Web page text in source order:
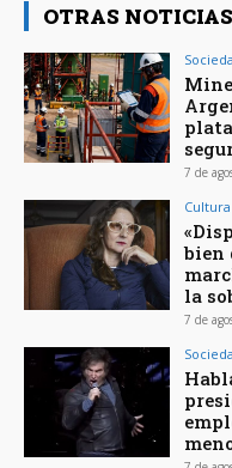
OTRAS NOTICIAS
7 de
Cultura
bien
la
7 de